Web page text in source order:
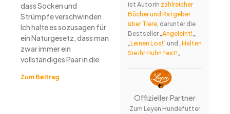
dass Socken und
Strümpfe verschwinden.
Ich halte es sozusagen für
ein Naturgesetz, dass man
zwar immer ein
vollständiges Paar in die
Zum Beitrag
ist Autorin zahlreicher
Bücher und Ratgeber
über Tiere, darunter die
Bestseller „Angeleint!„,
„Leinen Los!“ und „Halten
Sie Ihr Huhn fest!„.
Offizieller Partner
Zum Leyen Hundefutter